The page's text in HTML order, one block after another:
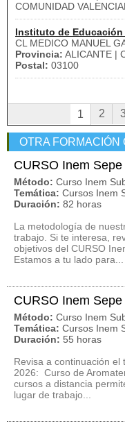
COMUNIDAD
Instituto de Educación
CL MEDICO MANUEL
Provincia: ALICANTE |
Postal: 03100
1 2 3
OTRA
CURSO Inem
Método: Curso Inem
Temática: Cursos Inem
Duración: 82 horas
La metodología de
trabajo. Si te interesa,
objetivos del CURSO
Estamos a tu lado para...
CURSO Inem
Método: Curso Inem
Temática: Cursos Inem
Duración: 55 horas
Revisa a continuación el
2026: Curso de
cursos a distancia
lugar de trabajo...